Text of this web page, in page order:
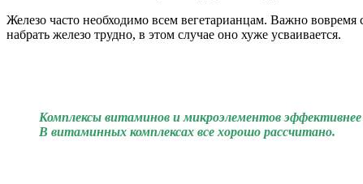
Железо часто необходимо всем вегетарианцам. Важно
набрать железо трудно, в этом случае оно хуже усваивается.
Комплексы витаминов и микроэлементов
В витаминных комплексах все хорошо рассчитано.